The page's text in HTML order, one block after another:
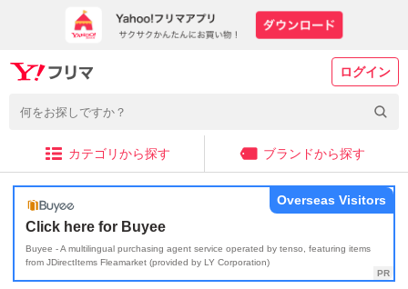
ログイン
カテゴリから探す ブランドから探す
Click here for Buyee
Buyee - A multilingual purchasing agent service operated by tenso, featuring items
from JDirectItems Fleamarket (provided by LY Corporation)
Overseas Visitors